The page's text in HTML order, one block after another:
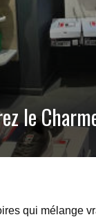
le
qui mélange